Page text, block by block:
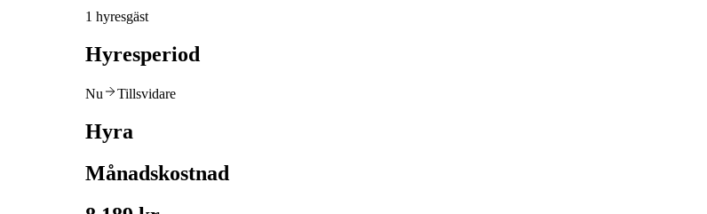
1 hyresgäst
Hyresperiod
Nu Tillsvidare
Hyra
Månadskostnad